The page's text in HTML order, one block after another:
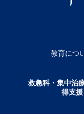
教育につ
救急科・集中治
得支援